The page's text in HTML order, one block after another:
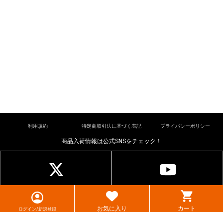
ログイン/新規登録 お気に入り カート
利用規約 特定商取引法に基づく表記 プライバシーポリシー
© cardkingdom. All rights reserved.
商品入荷情報は公式SNSをチェック！